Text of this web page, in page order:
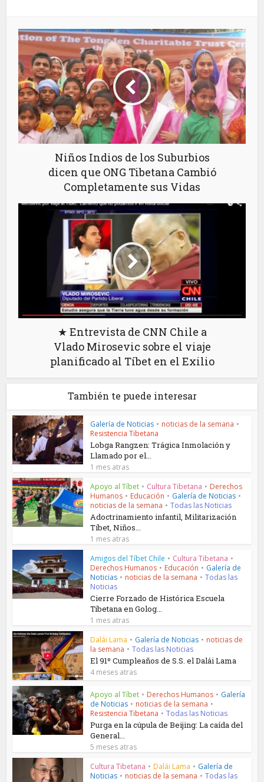
Niños Indios de los Suburbios
dicen que ONG Tibetana Cambió
Completamente sus Vidas
★ Entrevista de CNN Chile a
Vlado Mirosevic sobre el viaje
planificado al Tíbet en el Exilio
También te puede interesar
Galería de Noticias • noticias de la semana •
Resistencia Tibetana
Lobga Rangzen: Trágica Inmolación y
Llamado por el...
1 mes atras
Apoyo al Tíbet • Cultura Tibetana • Derechos
Humanos • Educación • Galería de Noticias •
noticias de la semana • Todas las Noticias
Adoctrinamiento infantil, Militarización
Tíbet, Niños...
1 mes atras
Amigos del Tíbet Chile • Cultura Tibetana •
Derechos Humanos • Educación • Galería de
Noticias • noticias de la semana • Todas las
Noticias
Cierre Forzado de Histórica Escuela
Tibetana en Golog...
1 mes atras
Dalái Lama • Galería de Noticias • noticias de
la semana • Todas las Noticias
El 91º Cumpleaños de S.S. el Dalái Lama
4 meses atras
Apoyo al Tíbet • Derechos Humanos • Galería
de Noticias • noticias de la semana •
Resistencia Tibetana • Todas las Noticias
Purga en la cúpula de Beijing: La caída del
General...
5 meses atras
Cultura Tibetana • Dalái Lama • Galería de
Noticias • noticias de la semana • Todas las